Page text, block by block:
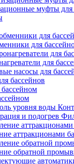
муфты для
для
для
бассейнов
аттракционами
обратной